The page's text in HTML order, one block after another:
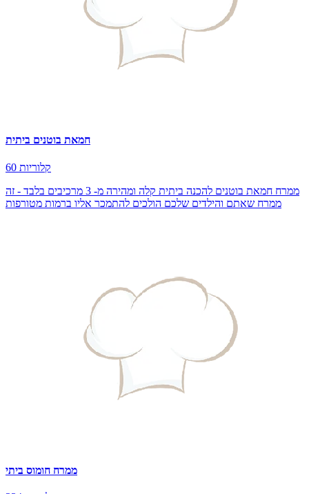
חמאת בוטנים ביתית
60 קלוריות
ממרח חמאת בוטנים להכנה ביתית קלה ומהירה מ- 3 מרכיבים בלבד - זה
ממרח שאתם והילדים שלכם הולכים להתמכר אליו ברמות מטורפות
ממרח חומוס ביתי